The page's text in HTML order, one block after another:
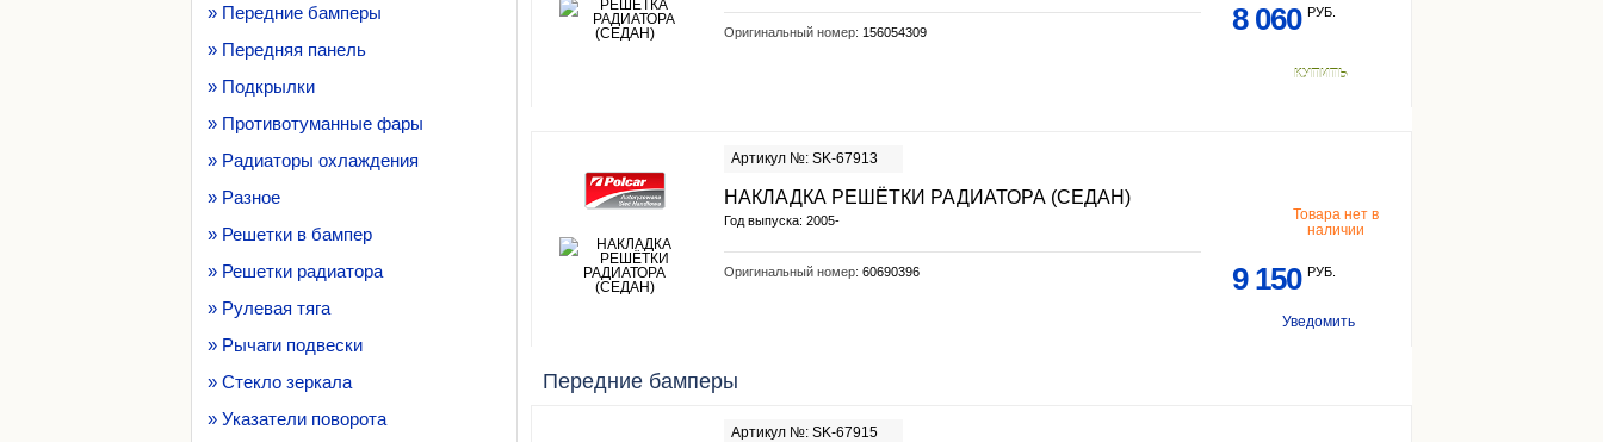
Оригинальный номер: 156054309 8 060 РУБ.
КУПИТЬ
Артикул №: SK-67913
НАКЛАДКА РЕШЁТКИ РАДИАТОРА (СЕДАН)
Год выпуска: 2005-
Оригинальный номер: 60690396
Товара нет в
наличии
9 150 РУБ.
Уведомить
Передние бамперы
Артикул №: SK-67915
» Передние бамперы
» Передняя панель
» Подкрылки
» Противотуманные фары
» Радиаторы охлаждения
» Разное
» Решетки в бампер
» Решетки радиатора
» Рулевая тяга
» Рычаги подвески
» Стекло зеркала
» Указатели поворота